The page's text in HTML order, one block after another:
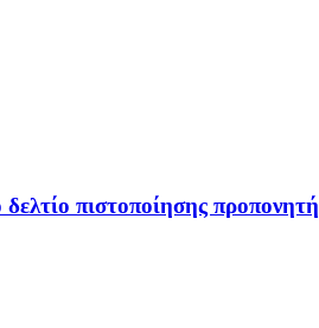
πιστοποίησης προπονητή